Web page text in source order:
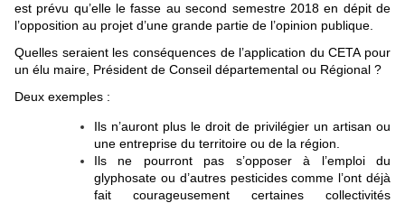
est prévu qu’elle le fasse au second semestre 2018 en dépit de
l’opposition au projet d’une grande partie de l’opinion publique.
Quelles seraient les conséquences de l’application du CETA pour
un élu maire, Président de Conseil départemental ou Régional ?
Deux exemples :
Ils n’auront plus le droit de privilégier un artisan ou
une entreprise du territoire ou de la région.
Ils ne pourront pas s’opposer à l’emploi du
glyphosate ou d’autres pesticides comme l’ont déjà
fait courageusement certaines collectivités